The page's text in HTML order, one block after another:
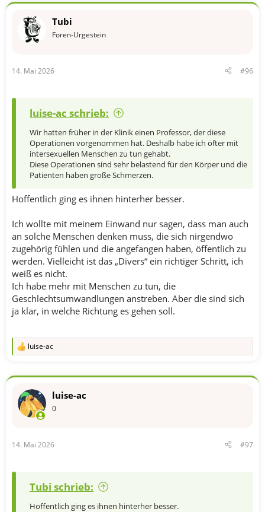
Tubi
Foren-Urgestein
14. Mai 2026 #96
luise-ac schrieb:
Wir hatten früher in der Klinik einen Professor, der diese
Operationen vorgenommen hat. Deshalb habe ich öfter mit
intersexuellen Menschen zu tun gehabt.
Diese Operationen sind sehr belastend für den Körper und die
Patienten haben große Schmerzen.
Hoffentlich ging es ihnen hinterher besser.
Ich wollte mit meinem Einwand nur sagen, dass man auch
an solche Menschen denken muss, die sich nirgendwo
zugehörig fühlen und die angefangen haben, öffentlich zu
werden. Vielleicht ist das „Divers“ ein richtiger Schritt, ich
weiß es nicht.
Ich habe mehr mit Menschen zu tun, die
Geschlechtsumwandlungen anstreben. Aber die sind sich
ja klar, in welche Richtung es gehen soll.
R
k
o
:
luise-ac
luise-ac
0
14. Mai 2026 #97
Tubi schrieb:
Hoffentlich ging es ihnen hinterher besser.